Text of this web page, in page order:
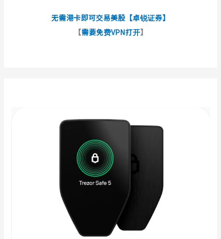
无需港卡即可交易美股【卓锐证券】
【需要免费VPN打开】